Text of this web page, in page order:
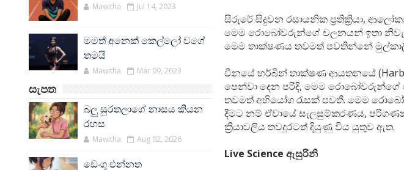
Mawitha Jul 14, 2023
මමත් අනෙක් කෙල්ලෝ වගේ
තමයි
Mawitha Mar 09, 2023
සැපත
බලු සුරතලාගේ නාසය කියන
රහස
Mawitha Aug 02, 2026
ඩෙංගු එන්නත
සිරුරේ සිදුවන රසායනික ප්‍රතික්‍රියා,
මෙම රොබෝවරුන්ගේ චලනයන් ඉතා
මෙම තාක්ෂණය තවමත් පවතින්නේ
චීනයේ හර්බින් තාක්ෂණ ආයතනයේ
පෙන්වා දෙන පරිදි, මෙම
තවමත් අභියෝග රැසක් පවතී. මෙම
දීමට නම් ඒවායේ සැලසුම්කරණය,
ක්‍රියාවලිය තවදුරටත් දියුණු විය යුතුව ඇත.
Live Science ඇසුරිනි